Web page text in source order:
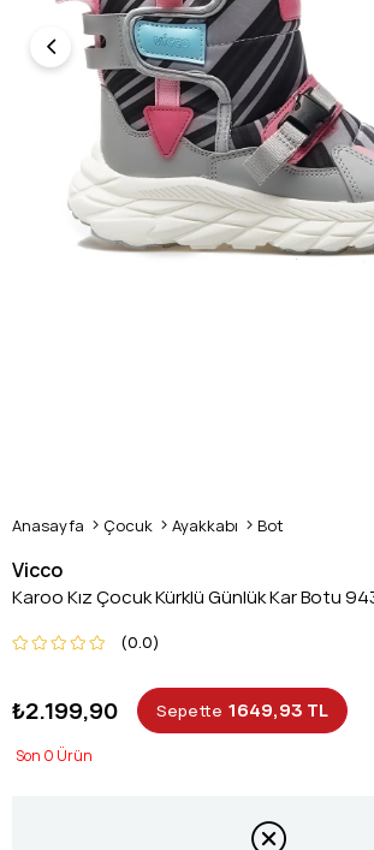
Anasayfa Çocuk Ayakkabı Bot
Vicco
Karoo Kız Çocuk Kürklü Günlük Kar Botu
0.0
₺2.199,90 Sepette 1649,93 TL
0